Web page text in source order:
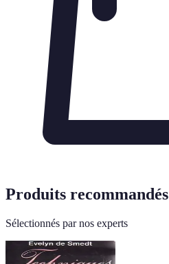
Produits recommandés
Sélectionnés par nos experts